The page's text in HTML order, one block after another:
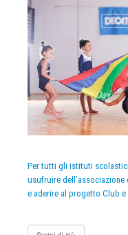
Per tutti gli istituti
usufruire
e aderire al progetto Club e